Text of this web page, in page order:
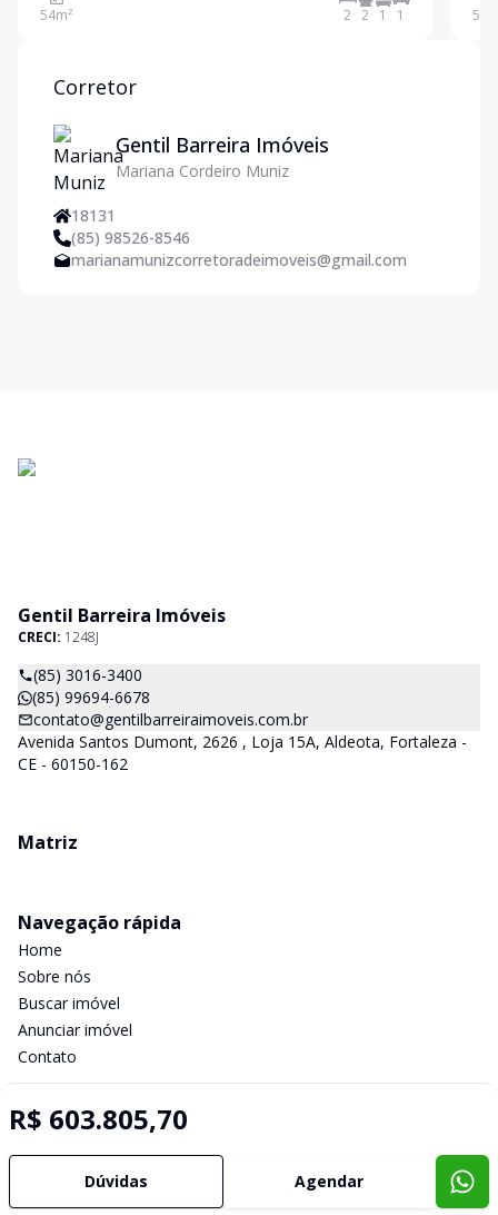
Espaço Gourmet, Espaço Relax, Espaço Mulher,
54m² 2 2 1 1 54
Corretor
Gentil Barreira Imóveis
Mariana Cordeiro Muniz
18131
(85) 98526-8546
marianamunizcorretoradeimoveis@gmail.com
R$ 603.805,70
Dúvidas Agendar
Gentil Barreira Imóveis
CRECI: 1248J
(85) 3016-3400
(85) 99694-6678
contato@gentilbarreiraimoveis.com.br
Avenida Santos Dumont, 2626 , Loja 15A, Aldeota, Fortaleza -
CE - 60150-162
Matriz
Navegação rápida
Home
Sobre nós
Buscar imóvel
Anunciar imóvel
Contato
Selo de Tecnologia Loft